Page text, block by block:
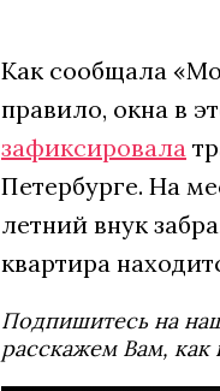
Как сообщала
правило, окна в
зафиксировала
Петербурге. На
летний внук
квартира
Подпишитесь на
расскажем Вам, как